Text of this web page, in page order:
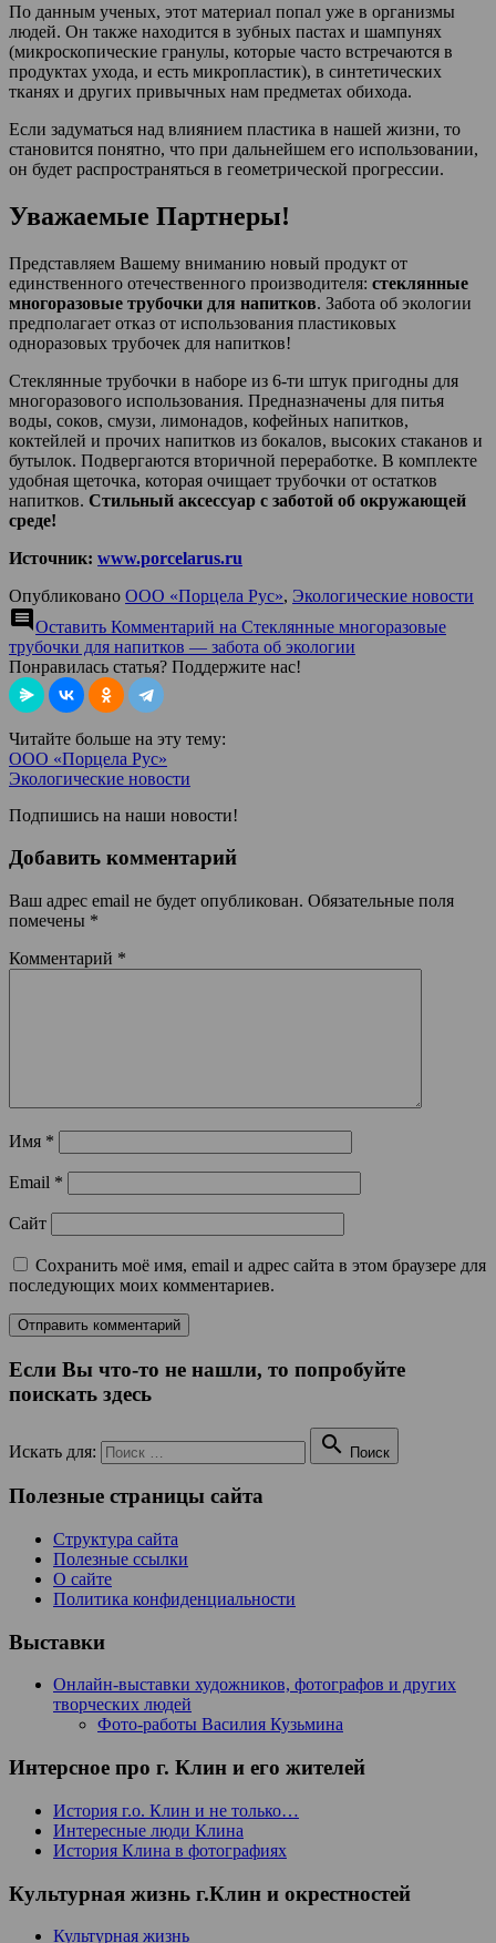
По данным ученых, этот материал попал уже в организмы
людей. Он также находится в зубных пастах и шампунях
(микроскопические гранулы, которые часто встречаются в
продуктах ухода, и есть микропластик), в синтетических
тканях и других привычных нам предметах обихода.
Если задуматься над влиянием пластика в нашей жизни, то
становится понятно, что при дальнейшем его использовании,
он будет распространяться в геометрической прогрессии.
Уважаемые Партнеры!
Представляем Вашему вниманию новый продукт от
единственного отечественного производителя: стеклянные
многоразовые трубочки для напитков. Забота об экологии
предполагает отказ от использования пластиковых
одноразовых трубочек для напитков!
Стеклянные трубочки в наборе из 6-ти штук пригодны для
многоразового использования. Предназначены для питья
воды, соков, смузи, лимонадов, кофейных напитков,
коктейлей и прочих напитков из бокалов, высоких стаканов и
бутылок. Подвергаются вторичной переработке. В комплекте
удобная щеточка, которая очищает трубочки от остатков
напитков. Стильный аксессуар с заботой об окружающей
среде!
Источник: www.porcelarus.ru
Опубликовано ООО «Порцела Рус», Экологические новости
comment Оставить Комментарий на Стеклянные многоразовые
трубочки для напитков — забота об экологии
Понравилась статья? Поддержите нас!
Читайте больше на эту тему:
ООО «Порцела Рус»
Экологические новости
Подпишись на наши новости!
Добавить комментарий
Ваш адрес email не будет опубликован. Обязательные поля
помечены *
Комментарий *
Имя *
Email *
Сайт
Сохранить моё имя, email и адрес сайта в этом браузере для
последующих моих комментариев.
Если Вы что-то не нашли, то попробуйте
поискать здесь
Искать для:  Поиск
Полезные страницы сайта
Структура сайта
Полезные ссылки
О сайте
Политика конфиденциальности
Выставки
Онлайн-выставки художников, фотографов и других
творческих людей
Фото-работы Василия Кузьмина
Интерсное про г. Клин и его жителей
История г.о. Клин и не только…
Интересные люди Клина
История Клина в фотографиях
Культурная жизнь г.Клин и окрестностей
Культурная жизнь